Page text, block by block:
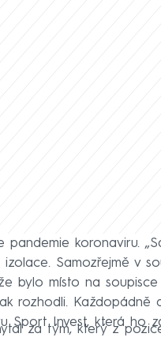
pandemie koronaviru.
Samozřejmě v
bylo místo na
rozhodli. Každopádně
Sport Invest, která ho
za tým, který z